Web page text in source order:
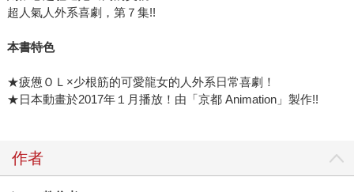
超人氣人外系喜劇，第７集!!
本書特色
★疲憊ＯＬ×少根筋的可愛龍女的人外系日常喜劇！
★日本動畫於2017年１月播放！由「京都 Animation」製作!!
作者